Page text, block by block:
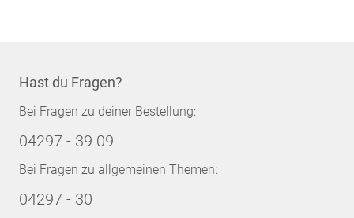
Hast du Fragen?
Bei Fragen zu deiner Bestellung:
04297 - 39 09
Bei Fragen zu allgemeinen Themen:
04297 - 30